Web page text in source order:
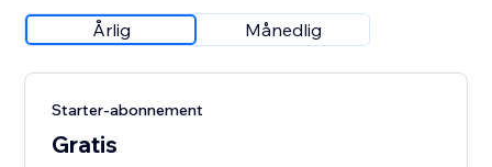
Årlig Månedlig
Starter-abonnement
Gratis